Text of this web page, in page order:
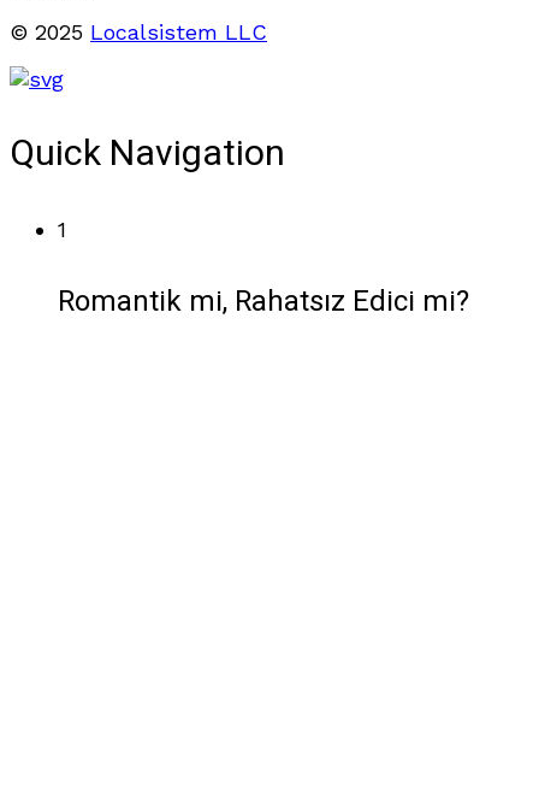
© 2025 Localsistem LLC
Quick Navigation
1
Romantik mi, Rahatsız Edici mi?